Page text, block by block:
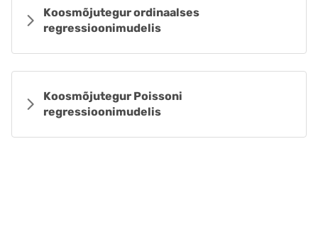
Koosmõjutegur ordinaalses
regressioonimudelis
Koosmõjutegur Poissoni
regressioonimudelis